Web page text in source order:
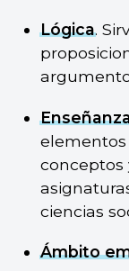
Lógica.
elementos
conceptos
ciencias
Ámbito